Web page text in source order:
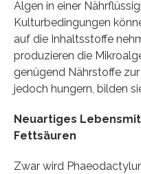
Algen in einer
Kulturbedingungen
auf die Inhaltsstoffe
produzieren die
genügend Nährstoffe
jedoch hungern, bilden
Neuartiges
Fettsäuren
Zwar wird